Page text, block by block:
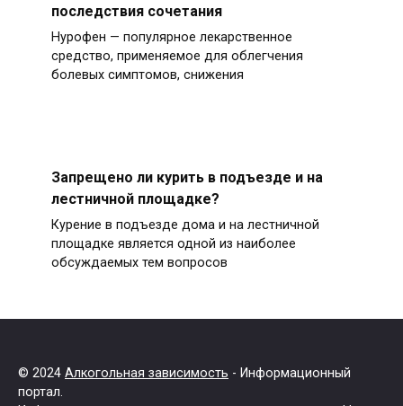
последствия сочетания
Нурофен — популярное лекарственное
средство, применяемое для облегчения
болевых симптомов, снижения
Запрещено ли курить в подъезде и на
лестничной площадке?
Курение в подъезде дома и на лестничной
площадке является одной из наиболее
обсуждаемых тем вопросов
© 2024 Алкогольная зависимость - Информационный
портал.